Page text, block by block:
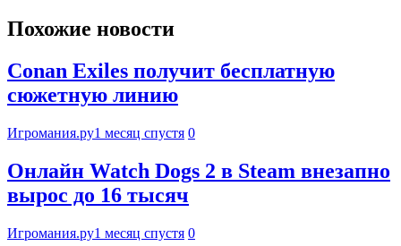
Похожие новости
Conan Exiles получит бесплатную
сюжетную линию
Игромания.ру1 месяц спустя 0
Онлайн Watch Dogs 2 в Steam внезапно
вырос до 16 тысяч
Игромания.ру1 месяц спустя 0